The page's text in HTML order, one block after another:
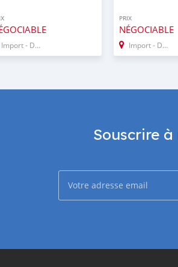
Import - Dubai
PRIX
NÉGOCIABLE
Import - Dubai
Souscrire